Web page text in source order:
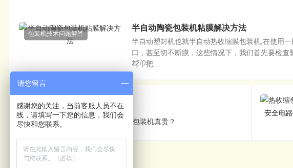
包装机技术问题解答
半自动陶瓷包装机粘膜解决方法
半自动塑封机也就半自动热收缩膜包装机,在使用
口，甚至切不断膜，这些情况下，我们首先要检
有，把...
12/02
上一篇
客户说氿亿热收缩包装机真贵？
请您留言
感谢您的关注，当前客服人员不在
线，请填写一下您的信息，我们会
尽快和您联系。